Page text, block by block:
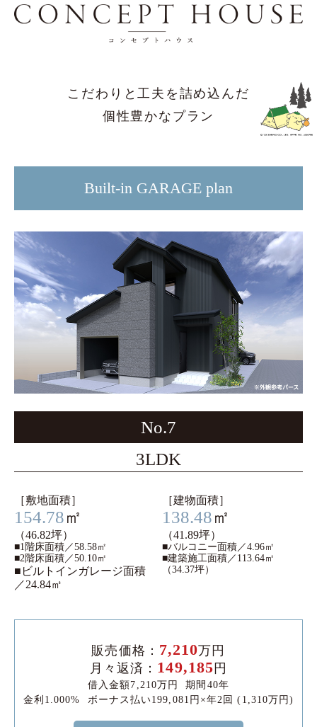
こだわりと工夫を詰め込んだ
個性豊かなプラン
Built-in GARAGE plan
No.7
3LDK
［敷地面積］
154.78㎡
（46.82坪）
■1階床面積／58.58㎡
■2階床面積／50.10㎡
■ビルトインガレージ面積
／24.84㎡
［建物面積］
138.48㎡
（41.89坪）
■バルコニー面積／4.96㎡
■建築施工面積／113.64㎡
（34.37坪）
販売価格： 7,210万円
月々返済： 149,185 円
借入金額7,210万円 期間40年
金利1.000% ボーナス払い199,081円×年2回 (1,310万円)